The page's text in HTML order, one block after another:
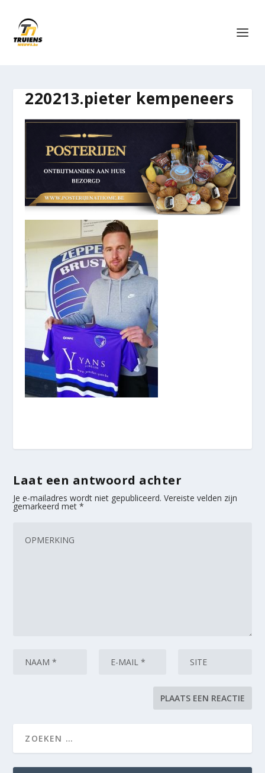
220213.pieter kempeneers
Laat een antwoord achter
Je e-mailadres wordt niet gepubliceerd. Vereiste velden zijn
gemarkeerd met*